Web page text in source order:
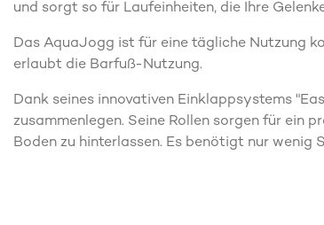
und sorgt so für Laufeinheiten, die Ihre
Das AquaJogg ist für eine tägliche Nutzung
erlaubt die Barfuß-Nutzung.
Dank seines innovativen Einklappsystems
zusammenlegen. Seine Rollen sorgen für ein
Boden zu hinterlassen. Es benötigt nur wenig